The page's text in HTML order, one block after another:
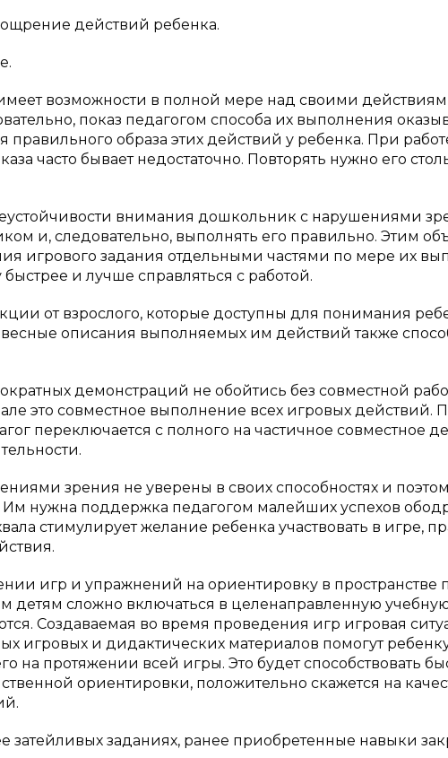
действий ребенка.
возможности в полной мере над своими
показ педагогом способа их выполнения
образа этих действий у ребенка. При
часто бывает недостаточно. Повторять нужно его
внимания дошкольник с нарушениями
и, следовательно, выполнять его правильно. Этим
игрового задания отдельными частями по мере их
и лучше справляться с работой.
от взрослого, которые доступны для понимания
описания выполняемых им действий также
демонстраций не обойтись без совместной
это совместное выполнение всех игровых действий.
переключается с полного на частичное совместное
зрения не уверены в своих способностях и
Им нужна поддержка педагогом малейших успехов
стимулирует желание ребенка участвовать в игре,
игр и упражнений на ориентировку в пространстве
детям сложно включаться в целенаправленную учебную
Создаваемая во время проведения игр игровая
игровых и дидактических материалов помогут
на протяжении всей игры. Это будет способствовать
ориентировки, положительно скажется на
затейливых заданиях, ранее приобретенные навыки